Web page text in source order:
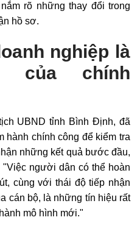
rõ những thay đổi trong
hồ sơ.
nghiệp là
của chính
UBND tỉnh Bình Định, đã
hành chính công để kiểm tra
những kết quả bước đầu,
người dân có thể hoàn
cùng với thái độ tiếp nhận
cán bộ, là những tín hiệu rất
mô hình mới."